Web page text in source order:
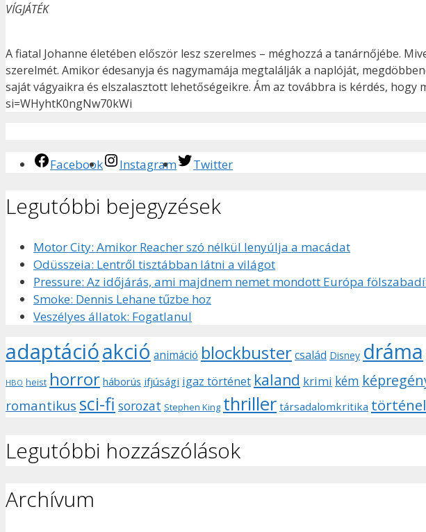
VÍGJÁTÉK
A fiatal Johanne életében először lesz szerelmes – méghozzá a tanárnőjébe.
szerelmét. Amikor édesanyja és nagymamája megtalálják a naplóját,
saját vágyaikra és elszalasztott lehetőségeikre. Ám az továbbra is kérdés,
si=WHyhtK0ngNw70kWi
Facebook Instagram Twitter
Legutóbbi bejegyzések
Motor City: Amikor Reacher szó nélkül lenyúlja a macádat
Odüsszeia: Lentről tisztábban látni a világot
Pressure: Az időjárás, ami majdnem nemet mondott Európa
Smoke: Dennis Lehane tűzbe hoz
Veszélyes állatok: Fogatlanul
adaptációakció animáció blockbustercsalád Disney dráma
HBO heist horror háborús ifjúsági igaz történet kaland krimi kém
romantikus sci-fi sorozat Stephen King thriller társadalomkritika
Legutóbbi hozzászólások
Archívum